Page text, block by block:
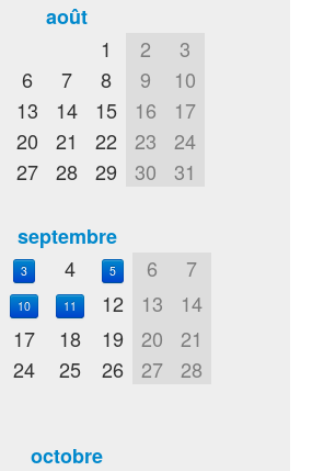
août
1
2
3
6 7 8 9
10
13 14 15 16
17
20 21 22 23
24
27 28 29 30 31
septembre
3 4 5 6 7
10 11 12 13
14
17 18 19 20
21
24 25 26 27
28
octobre